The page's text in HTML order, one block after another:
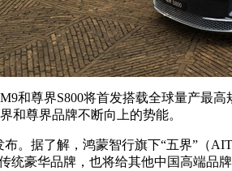
和尊界S800将首发搭载全球量产最
和尊界品牌不断向上的势能。
。据了解，鸿蒙智行旗下“五界”（
统豪华品牌，也将给其他中国高端品